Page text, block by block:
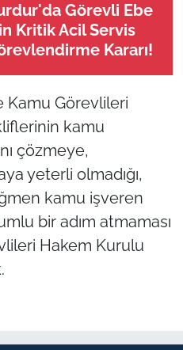
Görevli Ebe
Kritik Acil Servis
Kararı!
Görevlileri
kamu
çözmeye,
yeterli olmadığı,
kamu işveren
bir adım atmaması
Hakem Kurulu